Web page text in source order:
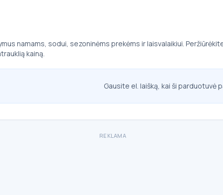
namams, sodui, sezoninėms prekėms ir laisvalaikiui.
kainą.
Gausite el. laišką, kai ši parduotuvė
REKLAMA